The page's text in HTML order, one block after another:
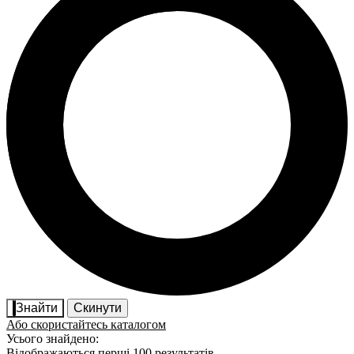
Знайти
Скинути
Або скористайтесь каталогом
Усього знайдено: